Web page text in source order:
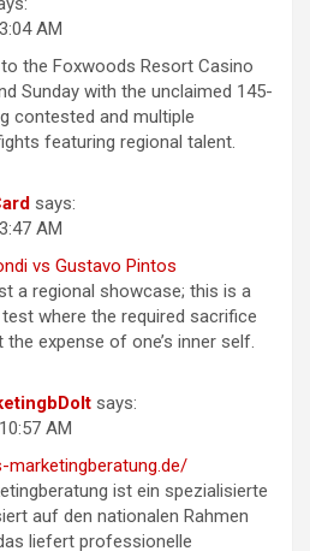
AM
to the Foxwoods Resort Casino
Sunday with the unclaimed 145-
contested and multiple
featuring regional talent.
says:
AM
vs Gustavo Pintos
a regional showcase; this is a
where the required sacrifice
expense of one’s inner self.
says:
AM
marketingberatung.de/
ist ein spezialisierte
auf den nationalen Rahmen
liefert professionelle